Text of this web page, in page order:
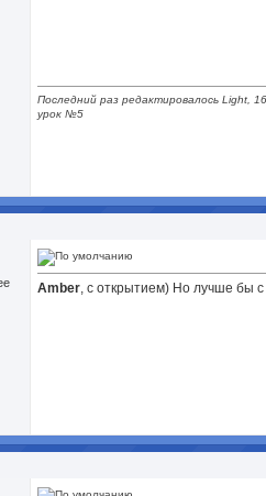
Последний раз редактировалось Light,
урок №5
Amber, с открытием) Но лучше бы